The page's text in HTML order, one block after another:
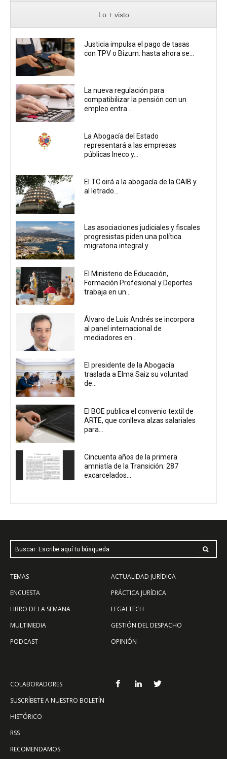
Lo + visto
Justicia impulsa el pago de tasas
con TPV o Bizum: hasta ahora se...
La nueva regulación para
compatibilizar la pensión con un
empleo entra...
La Abogacía del Estado
representará a las empresas
públicas Ineco y...
El TC oirá a la abogacía de la CAIB y
al letrado...
Las asociaciones judiciales y fiscales
progresistas piden una política
migratoria integral y...
El Ministerio de Educación,
Formación Profesional y Deportes
trabaja en un...
Álvaro de Luis Andrés se incorpora
al panel internacional de
mediadores en...
El presidente de la Abogacía
traslada a Elma Saiz su voluntad
de...
El BOE publica el convenio textil de
ARTE, que conlleva alzas salariales
para...
Cincuenta años de la primera
amnistía de la Transición: 287
excarcelados...
Buscar: Escribe aquí tu búsqueda
TEMAS
ENCUESTA
LIBRO DE LA SEMANA
MULTIMEDIA
PODCAST
ACTUALIDAD JURÍDICA
PRÁCTICA JURÍDICA
LEGALTECH
GESTIÓN DEL DESPACHO
OPINIÓN
COLABORADORES
SUSCRÍBETE A NUESTRO BOLETÍN
HISTÓRICO
RSS
RECOMENDAMOS